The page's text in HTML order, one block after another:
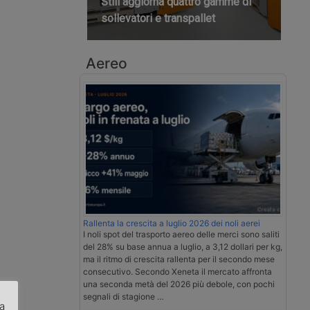
sollevatori e transpallet
Aereo
Rallenta la crescita a luglio 2026 dei noli aerei
I noli spot del trasporto aereo delle merci sono saliti
del 28% su base annua a luglio, a 3,12 dollari per kg,
ma il ritmo di crescita rallenta per il secondo mese
consecutivo. Secondo Xeneta il mercato affronta
una seconda metà del 2026 più debole, con pochi
segnali di stagione …